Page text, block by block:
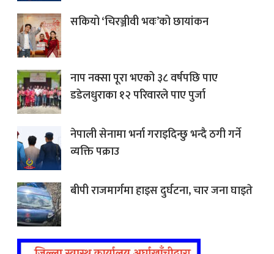
सकियो ‘चिरञ्जीवी भवः’को छायांकन
नाप नक्सा पूरा भएको ३८ वर्षपछि पाए
डडेलधुराका १२ परिवारले पाए पुर्जा
नेपाली सेनामा भर्ना गराइदिन्छु भन्दै ठगी गर्ने
व्यक्ति पक्राउ
बीपी राजमार्गमा हाइस दुर्घटना, चार जना घाइते